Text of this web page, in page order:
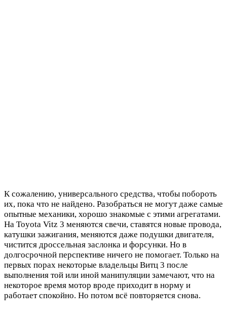
К сожалению, универсального средства, чтобы побороть
их, пока что не найдено. Разобраться не могут даже самые
опытные механики, хорошо знакомые с этими агрегатами.
На Toyota Vitz 3 меняются свечи, ставятся новые провода,
катушки зажигания, меняются даже подушки двигателя,
чистится дроссельная заслонка и форсунки. Но в
долгосрочной перспективе ничего не помогает. Только на
первых порах некоторые владельцы Витц 3 после
выполнения той или иной манипуляции замечают, что на
некоторое время мотор вроде приходит в норму и
работает спокойно. Но потом всё повторяется снова.